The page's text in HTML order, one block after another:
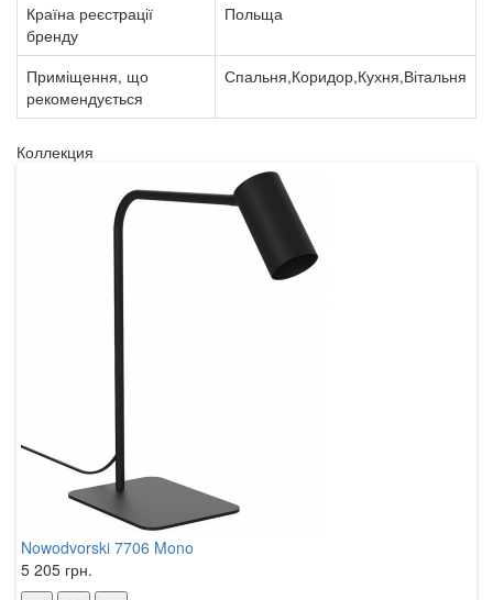
Країна реєстрації
бренду
Польща
Приміщення, що
рекомендується
Спальня,Коридор,Кухня,Вітальня
Коллекция
Nowodvorski 7706 Mono
5 205 грн.